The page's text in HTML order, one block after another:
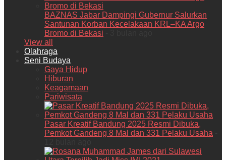
BAZNAS Jabar Dampingi Gubernur Salurkan
Santunan Korban Kecelakaan KRL–KA Argo
Bromo di Bekasi
View all
Olahraga
Seni Budaya
Gaya Hidup
Hiburan
Keagamaan
Pariwisata
Pasar Kreatif Bandung 2025 Resmi Dibuka,
Pemkot Gandeng 8 Mal dan 331 Pelaku Usaha